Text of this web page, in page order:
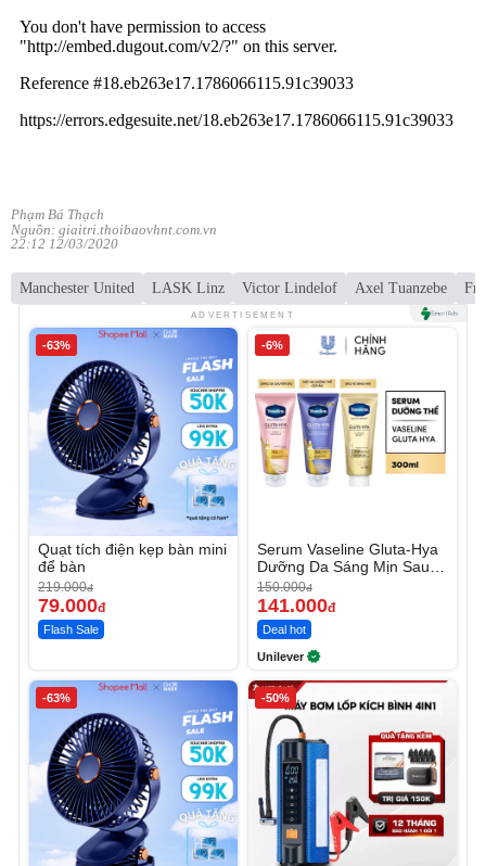
Phạm Bá Thạch
Nguồn: giaitri.thoibaovhnt.com.vn
22:12 12/03/2020
Manchester United LASK Linz Victor Lindelof Axel Tuanzebe
ADVERTISEMENT
-63%
Quạt tích điện kẹp bàn mini
để bàn
219.000đ
79.000đ
Flash Sale
-6%
Serum Vaseline Gluta-Hya
Dưỡng Da Sáng Mịn Sau 7
Ngày
150.000đ
141.000đ
Deal hot
Unilever
-63% -50%